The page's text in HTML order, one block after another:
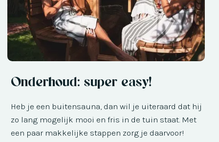
Onderhoud: super easy!
Heb je een buitensauna, dan wil je uiteraard dat hij
zo lang mogelijk mooi en fris in de tuin staat. Met
een paar makkelijke stappen zorg je daarvoor!